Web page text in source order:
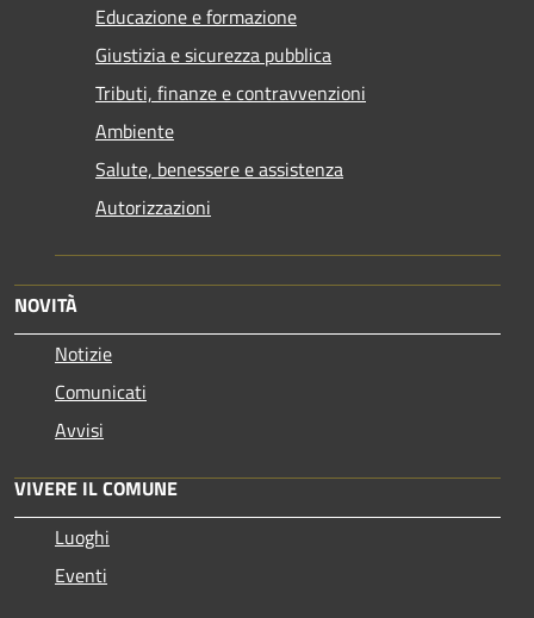
Educazione e formazione
Giustizia e sicurezza pubblica
Tributi, finanze e contravvenzioni
Ambiente
Salute, benessere e assistenza
Autorizzazioni
NOVITÀ
Notizie
Comunicati
Avvisi
VIVERE IL COMUNE
Luoghi
Eventi